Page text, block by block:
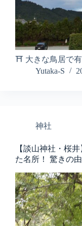
⛩️ 大きな鳥居で
Yutaka-S
神社
【談山神社・桜
た名所！ 驚きの